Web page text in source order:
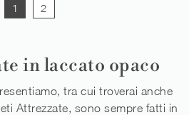
1 2
in laccato opaco
tra cui troverai anche
Attrezzate, sono sempre fatti in